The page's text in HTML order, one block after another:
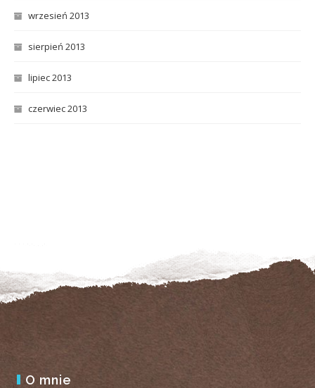
wrzesień 2013
sierpień 2013
lipiec 2013
czerwiec 2013
O mnie